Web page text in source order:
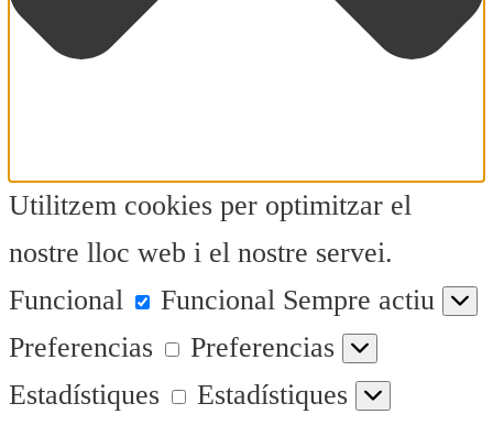
Utilitzem cookies per optimitzar el
nostre lloc web i el nostre servei.
Funcional
Funcional Sempre actiu
Preferencias
Preferencias
Estadístiques
Estadístiques